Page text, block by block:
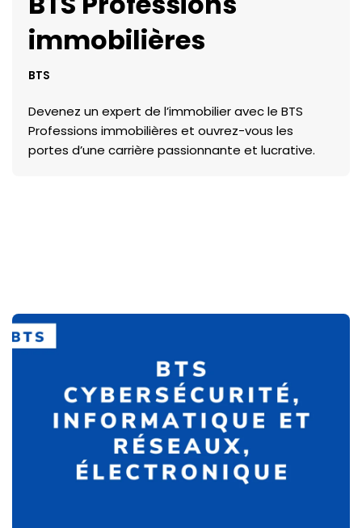
immobilières
BTS
Devenez un expert de l’immobilier avec le BTS
Professions immobilières et ouvrez-vous les
portes d’une carrière passionnante et lucrative.